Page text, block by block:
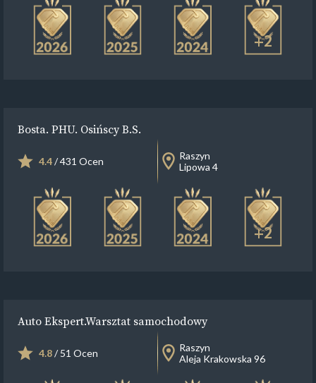
+2
Bosta. PHU. Osińscy B.S.
4.4/ 431 Ocen
Raszyn
Lipowa 4
+2
Auto Ekspert.Warsztat samochodowy
4.8/ 51 Ocen
Raszyn
Aleja Krakowska 96